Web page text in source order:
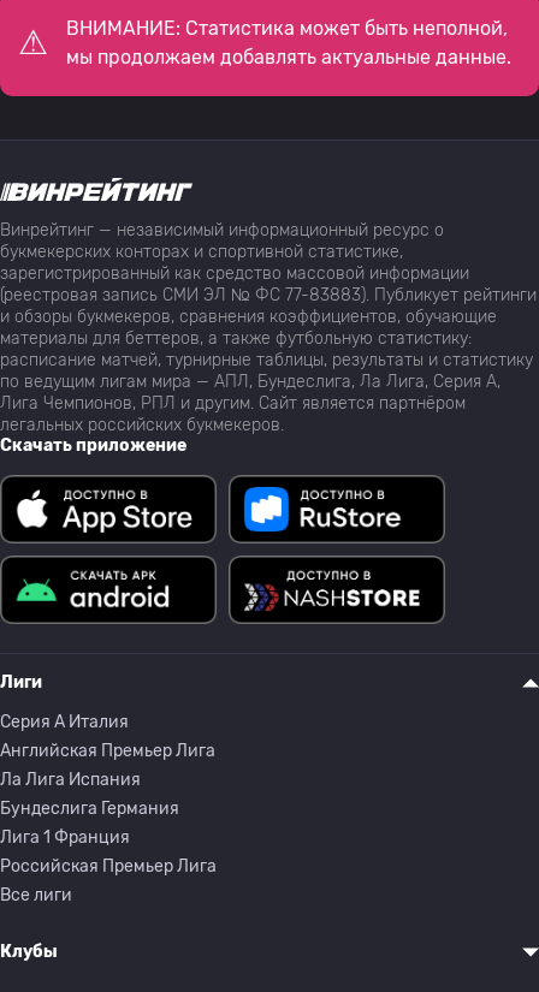
ВНИМАНИЕ: Статистика может быть неполной,
мы продолжаем добавлять актуальные данные.
Винрейтинг — независимый информационный ресурс о
букмекерских конторах и спортивной статистике,
зарегистрированный как средство массовой информации
(реестровая запись СМИ ЭЛ № ФС 77-83883). Публикует рейтинги
и обзоры букмекеров, сравнения коэффициентов, обучающие
материалы для беттеров, а также футбольную статистику:
расписание матчей, турнирные таблицы, результаты и статистику
по ведущим лигам мира — АПЛ, Бундеслига, Ла Лига, Серия А,
Лига Чемпионов, РПЛ и другим. Сайт является партнёром
легальных российских букмекеров.
Скачать приложение
Лиги
Серия A Италия
Английская Премьер Лига
Ла Лига Испания
Бундеслига Германия
Лига 1 Франция
Российская Премьер Лига
Все лиги
Клубы